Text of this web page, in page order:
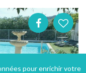
pour enrichir votre